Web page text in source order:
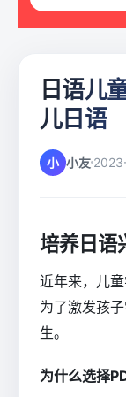
日语儿
儿日语
小 小友
培养日语
近年来，儿
为了激发孩
生。
为什么选择